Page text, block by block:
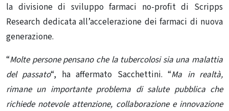
la divisione di sviluppo farmaci no-profit di Scripps
Research dedicata all’accelerazione dei farmaci di nuova
generazione.
“Molte persone pensano che la tubercolosi sia una malattia
del passato“, ha affermato Sacchettini. “Ma in realtà,
rimane un importante problema di salute pubblica che
richiede notevole attenzione, collaborazione e innovazione